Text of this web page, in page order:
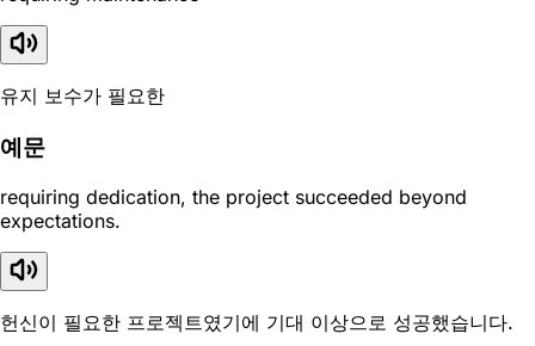
유지 보수가 필요한
예문
requiring dedication, the project succeeded beyond
expectations.
헌신이 필요한 프로젝트였기에 기대 이상으로 성공했습니다.